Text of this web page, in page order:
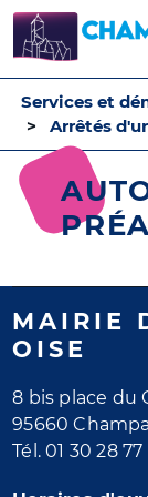
Services et
Arrêtés
MAIRIE
OISE
8 bis place du
95660
Tél. 01 30 28 77